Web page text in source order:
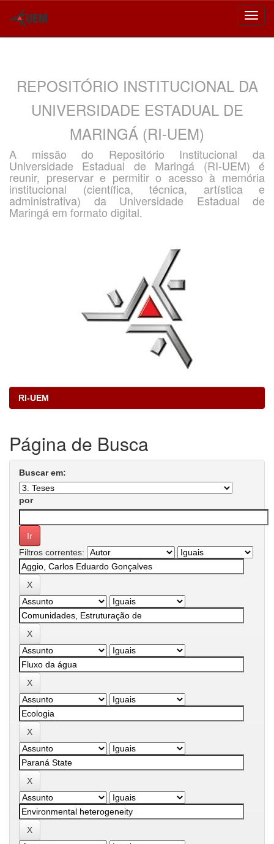
REPOSITÓRIO INSTITUCIONAL DA
UNIVERSIDADE ESTADUAL DE
MARINGÁ (RI-UEM)
A missão do Repositório Institucional da
Universidade Estadual de Maringá (RI-UEM) é
reunir, preservar e permitir o acesso à memória
institucional (científica, técnica, artística e
administrativa) da Universidade Estadual de
Maringá em formato digital.
RI-UEM
Página de Busca
Buscar em:
por
Filtros correntes: